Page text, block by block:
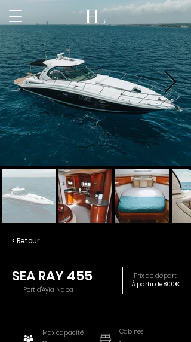
< Retour
SEA RAY 455
Port d'Ayia Napa
Prix de départ:
À partir de 800€
Max capacité
Cabines